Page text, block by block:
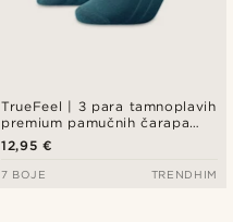
TrueFeel | 3 para tamnoplavih
premium pamučnih čarapa
iznad gležnja
12,95 €
7 BOJE TRENDHIM